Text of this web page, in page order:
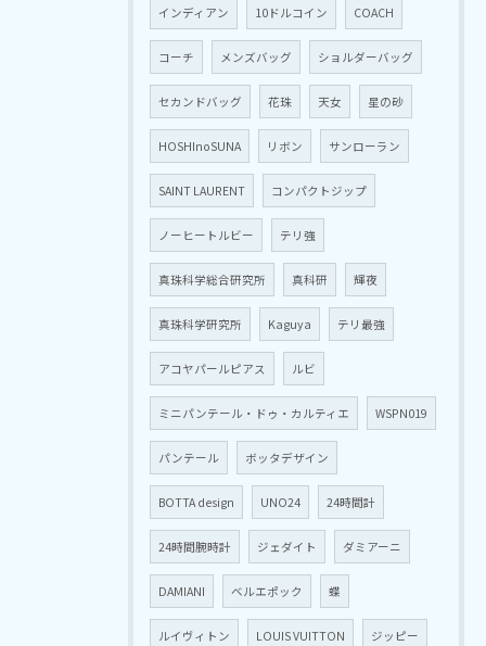
インディアン 10ドルコイン COACH
コーチ メンズバッグ ショルダーバッグ
セカンドバッグ 花珠 天女 星の砂
HOSHInoSUNA リボン サンローラン
SAINT LAURENT コンパクトジップ
ノーヒートルビー テリ強
真珠科学総合研究所 真科研 輝夜
真珠科学研究所 Kaguya テリ最強
アコヤパールピアス ルビ
ミニパンテール・ドゥ・カルティエ WSPN019
パンテール ボッタデザイン
BOTTA design UNO24 24時間計
24時間腕時計 ジェダイト ダミアーニ
DAMIANI ベルエポック 蝶
ルイヴィトン LOUIS VUITTON ジッピー